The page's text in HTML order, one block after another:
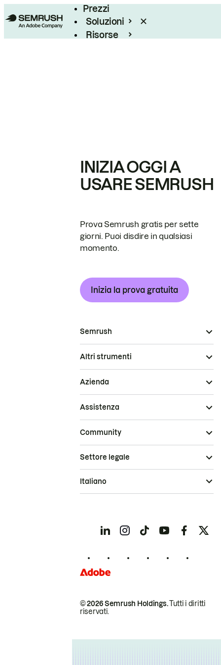
Prezzi
Soluzioni
Risorse
INIZIA OGGI A
USARE SEMRUSH
Prova Semrush gratis per sette
giorni. Puoi disdire in qualsiasi
momento.
Inizia la prova gratuita
Semrush
Altri strumenti
Azienda
Assistenza
Community
© 2026 Semrush Holdings.Tutti i diritti
riservati.
Settore legale
Italiano